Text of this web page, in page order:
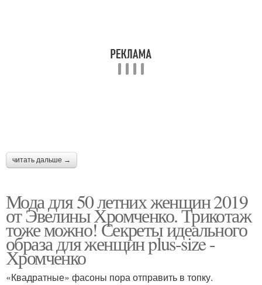
читать дальше →
Мода для 50 летних женщин 2019
от Эвелины Хромченко. Трикотаж
тоже можно! Секреты идеального
образа для женщин plus-size -
Хромченко
«Квадратные» фасоны пора отправить в топку.